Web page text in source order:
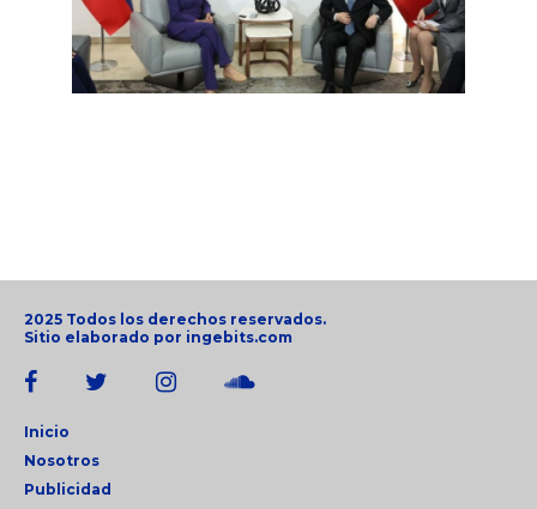
2025 Todos los derechos reservados.
Sitio elaborado por ingebits.com
Inicio
Nosotros
Publicidad